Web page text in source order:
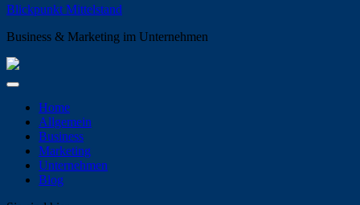
Blickpunkt Mittelstand
Business & Marketing im Unternehmen
Home
Allgemein
Business
Marketing
Unternehmen
Blog